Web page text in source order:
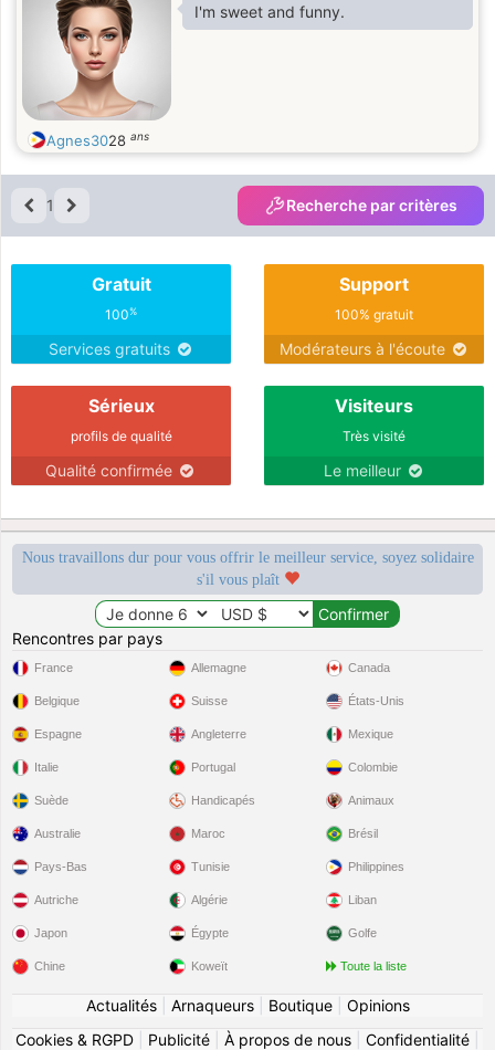
I'm sweet and funny.
Agnes3028 ans
1 Recherche par critères
Gratuit
100%
Services gratuits
Support
100% gratuit
Modérateurs à l'écoute
Sérieux
profils de qualité
Qualité confirmée
Visiteurs
Très visité
Le meilleur
Nous travaillons dur pour vous offrir le meilleur service, soyez solidaire
s'il vous plaît
Rencontres par pays
France
Belgique
Espagne
Italie
Suède
Allemagne
Suisse
Angleterre
Portugal
Handicapés
Canada
États-Unis
Mexique
Colombie
Animaux
Australie
Pays-Bas
Autriche
Japon
Chine
Maroc
Tunisie
Algérie
Égypte
Koweït
Brésil
Philippines
Liban
Golfe
Toute la liste
Actualités| Arnaqueurs| Boutique| Opinions
Cookies & RGPD
Publicité À propos de nous Confidentialité